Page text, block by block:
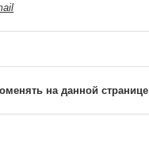
на данной странице